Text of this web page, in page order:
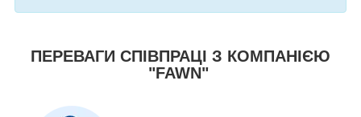
ПЕРЕВАГИ СПІВПРАЦІ З КОМПАНІЄЮ
"FAWN"